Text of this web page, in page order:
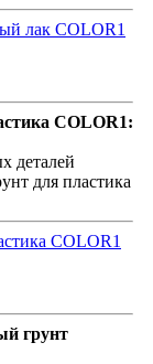
лак COLOR1
COLOR1:
деталей
для пластика
COLOR1
грунт